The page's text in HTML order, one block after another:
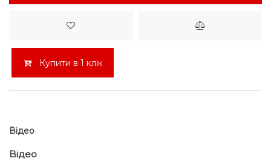
Купити в 1 клік
Відео
Відео